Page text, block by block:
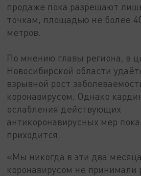
продаже пока разрешают
точкам, площадью не более
метров.
По мнению главы региона, в
Новосибирской области
взрывной рост
коронавирусом. Однако
ослабления действующих
антикоронавирусных мер
приходится.
«Мы никогда в эти два
коронавирусом не принимали